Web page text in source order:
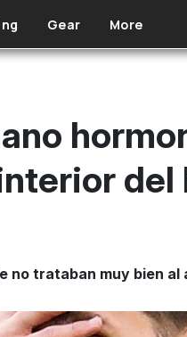
Gear More
del
trataban muy bien al